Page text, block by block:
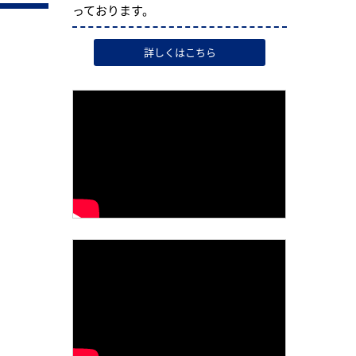
っております。
詳しくはこちら